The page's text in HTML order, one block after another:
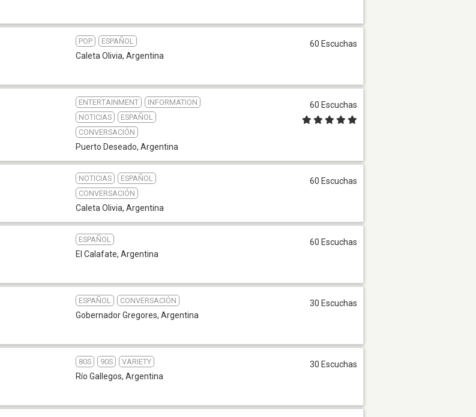
POP ESPAÑOL
Caleta Olivia, Argentina
60 Escuchas
ENTERTAINMENT
INFORMATION
NOTICIAS
ESPAÑOL
CONVERSACIÓN
Puerto Deseado, Argentina
60 Escuchas
NOTICIAS
ESPAÑOL
CONVERSACIÓN
Caleta Olivia, Argentina
60 Escuchas
ESPAÑOL
El Calafate, Argentina
60 Escuchas
ESPAÑOL CONVERSACIÓN
Gobernador Gregores, Argentina
30 Escuchas
80S 90S VARIETY
Río Gallegos, Argentina
30 Escuchas